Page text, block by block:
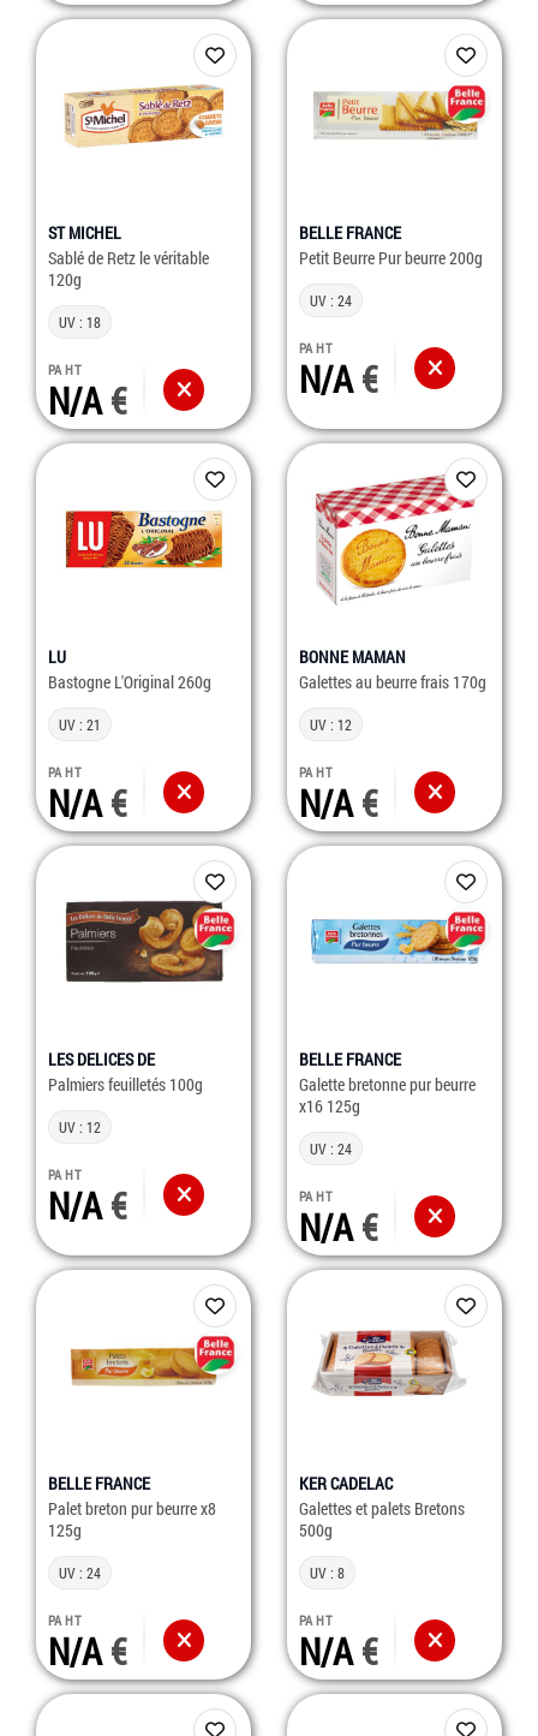
ST MICHEL
Sablé de Retz le véritable
120g
UV : 18
PA HT
N/A
BELLE FRANCE
Petit Beurre Pur beurre 200g
UV : 24
PA HT
N/A
LU
Bastogne L'Original 260g
UV : 21
PA HT
N/A
BONNE MAMAN
Galettes au beurre frais 170g
UV : 12
PA HT
N/A
LES DELICES DE
Palmiers feuilletés 100g
UV : 12
PA HT
N/A
BELLE FRANCE
Galette bretonne pur beurre
x16 125g
UV : 24
PA HT
N/A
BELLE FRANCE
Palet breton pur beurre x8
125g
UV : 24
PA HT
N/A
KER CADELAC
Galettes et palets Bretons
500g
UV : 8
PA HT
N/A